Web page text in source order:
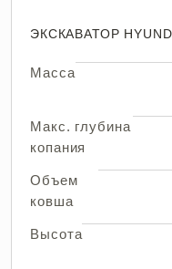
ЭКСКАВАТОР
Масса
Макс. глубина
копания
Объем
ковша
Высота